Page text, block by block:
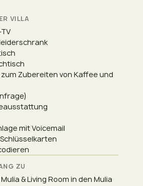
VILLA
Zubereiten von Kaffee und
mit Voicemail
ZU
& Living Room in den Mulia